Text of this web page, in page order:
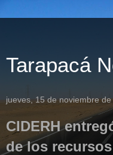
Tarapacá
jueves, 15 de noviembre
CIDERH
de los